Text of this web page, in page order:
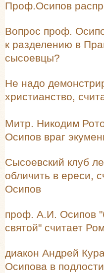
Проф.Осипов
Вопрос проф.
к разделению в
сысоевцы?
Не надо
христианство,
Митр. Никодим
Осипов враг
Сысоевский клуб
обличить в ереси,
Осипов
проф. А.И. Осипов
святой" считает
диакон Андрей
Осипова в